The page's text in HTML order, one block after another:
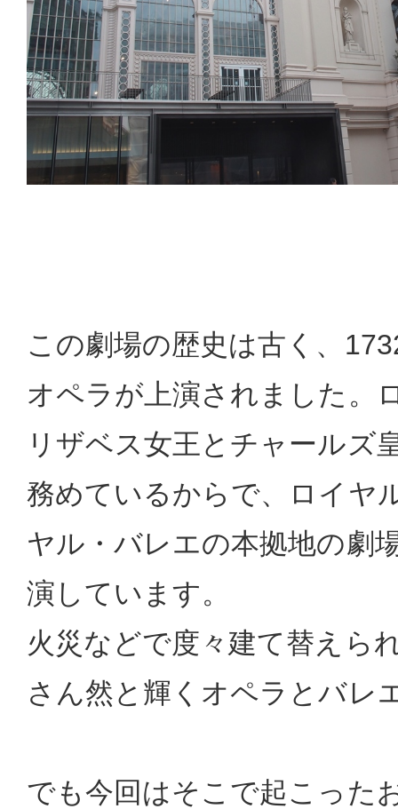
この劇場の歴史は古く、
オペラが上演されました。
リザベス女王とチャールズ
務めているからで、ロイヤ
ヤル・バレエの本拠地の劇
演しています。
火災などで度々建て替えら
さん然と輝くオペラとバレ
でも今回はそこで起こった